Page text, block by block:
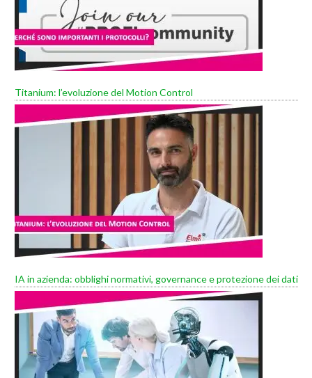
Titanium: l’evoluzione del Motion Control
IA in azienda: obblighi normativi, governance e protezione dei dati